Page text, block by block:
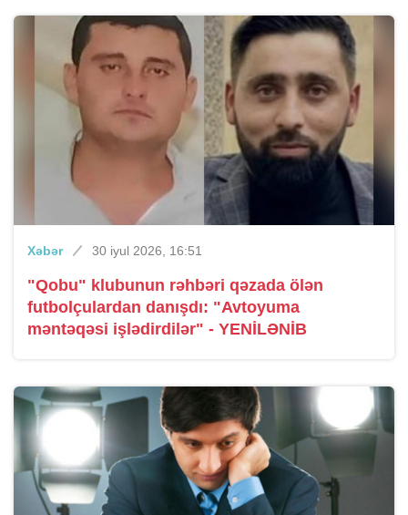
Xəbər 30 iyul 2026, 16:51
"Qobu" klubunun rəhbəri qəzada ölən
futbolçulardan danışdı: "Avtoyuma
məntəqəsi işlədirdilər" - YENİLƏNİB